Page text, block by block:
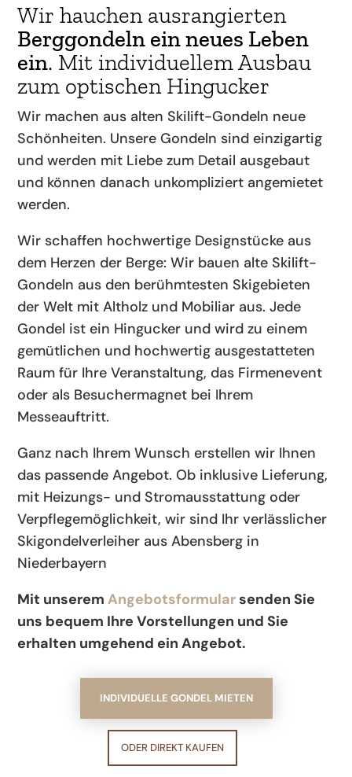
Wir hauchen ausrangierten
Berggondeln ein neues Leben
ein. Mit individuellem Ausbau
zum optischen Hingucker
Wir machen aus alten Skilift-Gondeln neue
Schönheiten. Unsere Gondeln sind einzigartig
und werden mit Liebe zum Detail ausgebaut
und können danach unkompliziert angemietet
werden.
Wir schaffen hochwertige Designstücke aus
dem Herzen der Berge: Wir bauen alte Skilift-
Gondeln aus den berühmtesten Skigebieten
der Welt mit Altholz und Mobiliar aus. Jede
Gondel ist ein Hingucker und wird zu einem
gemütlichen und hochwertig ausgestatteten
Raum für Ihre Veranstaltung, das Firmenevent
oder als Besuchermagnet bei Ihrem
Messeauftritt.
Ganz nach Ihrem Wunsch erstellen wir Ihnen
das passende Angebot. Ob inklusive Lieferung,
mit Heizungs- und Stromausstattung oder
Verpflegemöglichkeit, wir sind Ihr verlässlicher
Skigondelverleiher aus Abensberg in
Niederbayern
Mit unseremAngebotsformularsenden Sie
uns bequem Ihre Vorstellungen und Sie
erhalten umgehend ein Angebot.
INDIVIDUELLE GONDEL MIETEN
ODER DIREKT KAUFEN